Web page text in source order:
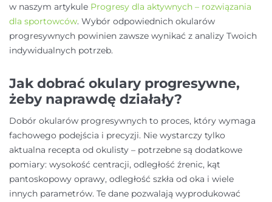
w naszym artykule Progresy dla aktywnych – rozwiązania
dla sportowców. Wybór odpowiednich okularów
progresywnych powinien zawsze wynikać z analizy Twoich
indywidualnych potrzeb.
Jak dobrać okulary progresywne,
żeby naprawdę działały?
Dobór okularów progresywnych to proces, który wymaga
fachowego podejścia i precyzji. Nie wystarczy tylko
aktualna recepta od okulisty – potrzebne są dodatkowe
pomiary: wysokość centracji, odległość źrenic, kąt
pantoskopowy oprawy, odległość szkła od oka i wiele
innych parametrów. Te dane pozwalają wyprodukować